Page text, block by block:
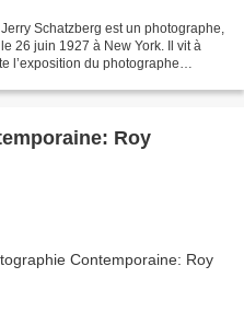
Schatzberg est un photographe,
26 juin 1927 à New York. Il vit à
l’exposition du photographe
Roy